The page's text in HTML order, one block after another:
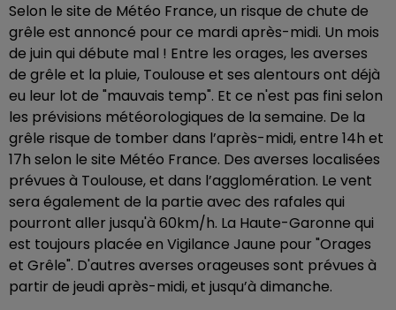
Selon le site de Météo France, un risque de chute de
grêle est annoncé pour ce mardi après-midi. Un mois
de juin qui débute mal ! Entre les orages, les averses
de grêle et la pluie, Toulouse et ses alentours ont déjà
eu leur lot de "mauvais temp". Et ce n'est pas fini selon
les prévisions météorologiques de la semaine. De la
grêle risque de tomber dans l’après-midi, entre 14h et
17h selon le site Météo France. Des averses localisées
prévues à Toulouse, et dans l’agglomération. Le vent
sera également de la partie avec des rafales qui
pourront aller jusqu'à 60km/h. La Haute-Garonne qui
est toujours placée en Vigilance Jaune pour "Orages
et Grêle". D'autres averses orageuses sont prévues à
partir de jeudi après-midi, et jusqu’à dimanche.